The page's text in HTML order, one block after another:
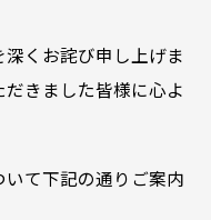
くお詫び申し上げま
きました皆様に心よ
て下記の通りご案内